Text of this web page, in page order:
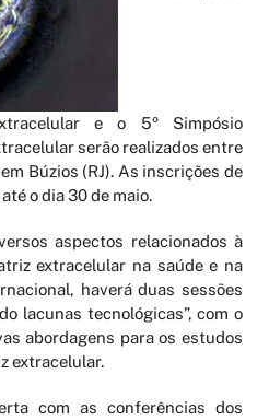
e o 5º Simpósio
serão realizados entre
Búzios (RJ). As inscrições de
o dia 30 de maio.
aspectos relacionados à
extracelular na saúde e na
haverá duas sessões
lacunas tecnológicas”, com o
abordagens para os estudos
extracelular.
com as conferências dos